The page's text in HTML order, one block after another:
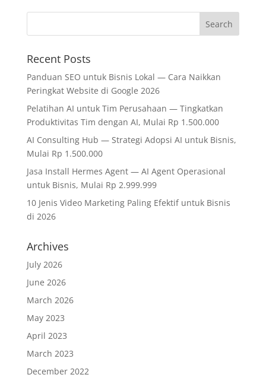
Recent Posts
Panduan SEO untuk Bisnis Lokal — Cara Naikkan
Peringkat Website di Google 2026
Pelatihan AI untuk Tim Perusahaan — Tingkatkan
Produktivitas Tim dengan AI, Mulai Rp 1.500.000
AI Consulting Hub — Strategi Adopsi AI untuk Bisnis,
Mulai Rp 1.500.000
Jasa Install Hermes Agent — AI Agent Operasional
untuk Bisnis, Mulai Rp 2.999.999
10 Jenis Video Marketing Paling Efektif untuk Bisnis
di 2026
Archives
July 2026
June 2026
March 2026
May 2023
April 2023
March 2023
December 2022